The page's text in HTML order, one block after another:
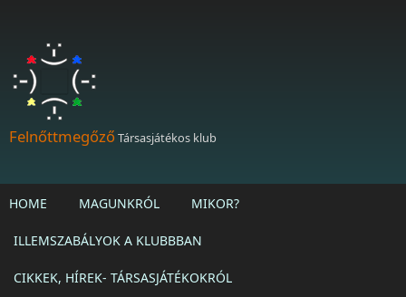
FelnőttmegőzőTársasjátékos klub
HOME MAGUNKRÓL MIKOR?
ILLEMSZABÁLYOK A KLUBBBAN
CIKKEK, HÍREK- TÁRSASJÁTÉKOKRÓL